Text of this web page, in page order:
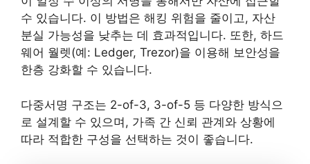
수 있습니다. 이 방법은 해킹 위험을 줄이고, 자산
분실 가능성을 낮추는 데 효과적입니다. 또한, 하드
웨어 월렛(예: Ledger, Trezor)을 이용해 보안성을
한층 강화할 수 있습니다.
다중서명 구조는 2-of-3, 3-of-5 등 다양한 방식으
로 설계할 수 있으며, 가족 간 신뢰 관계와 상황에
따라 적합한 구성을 선택하는 것이 좋습니다.